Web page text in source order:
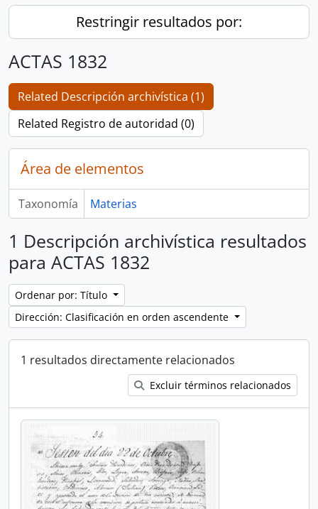
Restringir resultados por:
ACTAS 1832
Related Descripción archivística (1)
Related Registro de autoridad (0)
Área de elementos
Taxonomía Materias
1 Descripción archivística resultados
para ACTAS 1832
Ordenar por: Título
Dirección: Clasificación en orden ascendente
1 resultados directamente relacionados
Excluir términos relacionados